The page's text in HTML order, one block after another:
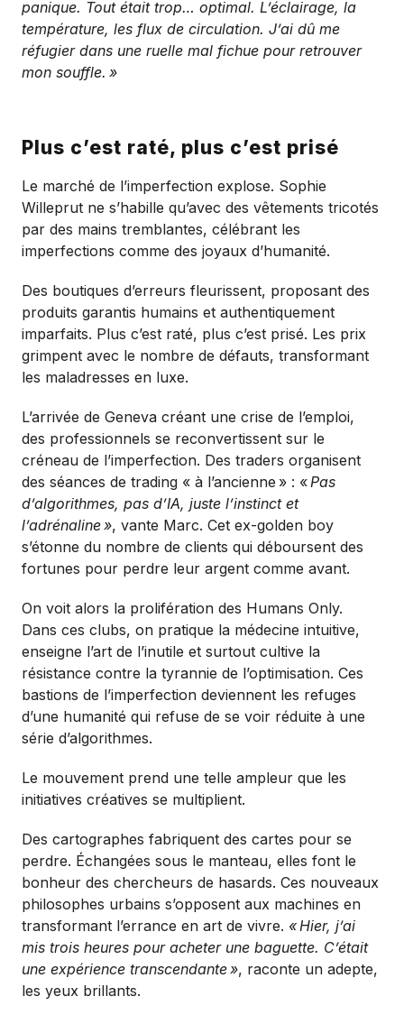
panique. Tout était trop… optimal. L’éclairage, la
température, les flux de circulation. J’ai dû me
réfugier dans une ruelle mal fichue pour retrouver
mon souffle. »
Plus c’est raté, plus c’est prisé
Le marché de l’imperfection explose. Sophie
Willeprut ne s’habille qu’avec des vêtements tricotés
par des mains tremblantes, célébrant les
imperfections comme des joyaux d’humanité.
Des boutiques d’erreurs fleurissent, proposant des
produits garantis humains et authentiquement
imparfaits. Plus c’est raté, plus c’est prisé. Les prix
grimpent avec le nombre de défauts, transformant
les maladresses en luxe.
L’arrivée de Geneva créant une crise de l’emploi,
des professionnels se reconvertissent sur le
créneau de l’imperfection. Des traders organisent
des séances de trading « à l’ancienne » : «Pas
d’algorithmes, pas d’IA, juste l’instinct et
l’adrénaline», vante Marc. Cet ex-golden boy
s’étonne du nombre de clients qui déboursent des
fortunes pour perdre leur argent comme avant.
On voit alors la prolifération des Humans Only.
Dans ces clubs, on pratique la médecine intuitive,
enseigne l’art de l’inutile et surtout cultive la
résistance contre la tyrannie de l’optimisation. Ces
bastions de l’imperfection deviennent les refuges
d’une humanité qui refuse de se voir réduite à une
série d’algorithmes.
Le mouvement prend une telle ampleur que les
initiatives créatives se multiplient.
Des cartographes fabriquent des cartes pour se
perdre. Échangées sous le manteau, elles font le
bonheur des chercheurs de hasards. Ces nouveaux
philosophes urbains s’opposent aux machines en
transformant l’errance en art de vivre. «Hier, j’ai
mis trois heures pour acheter une baguette. C’était
une expérience transcendante», raconte un adepte,
les yeux brillants.